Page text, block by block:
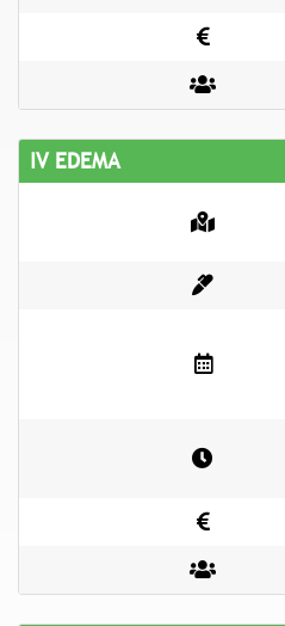
IV EDEMA